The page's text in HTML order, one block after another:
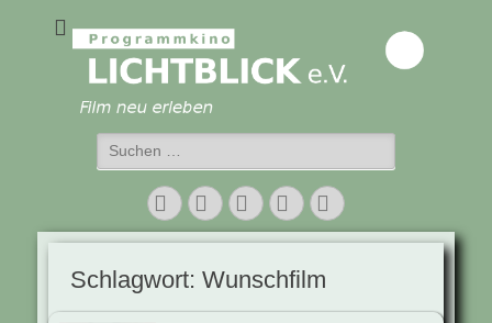
Programmkino
Lichtblick e.V.
Suchen
nach:
Facebook
Twitter
E-
Mail
VimeoInstagram
Schlagwort: Wunschfilm